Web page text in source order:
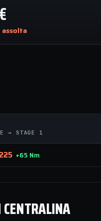
assolta
→ STAGE 1
225 +65 Nm